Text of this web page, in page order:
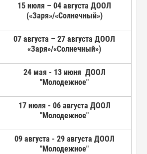
15 июля – 04 августа ДООЛ
(«Заря»/«Солнечный»)
07 августа – 27 августа ДООЛ
«Заря»/«Солнечный»)
24 мая - 13 июня ДООЛ
"Молодежное"
17 июля - 06 августа ДООЛ
"Молодежное"
09 августа - 29 августа ДООЛ
"Молодежное"